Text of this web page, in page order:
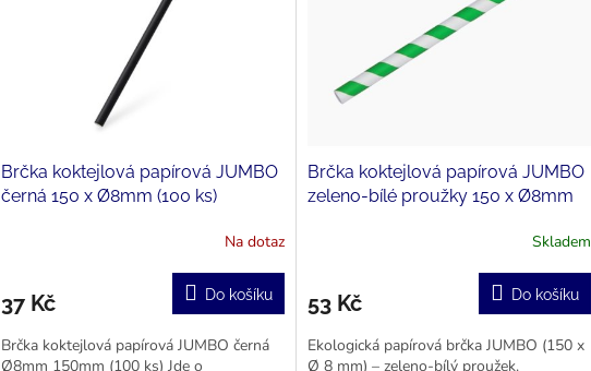
Brčka koktejlová papírová JUMBO
černá 150 x Ø8mm (100 ks)
Na dotaz
37 Kč Do košíku
Brčka koktejlová papírová JUMBO černá
Ø8mm 150mm (100 ks) Jde o
Brčka koktejlová papírová JUMBO
zeleno-bílé proužky 150 x Ø8mm
Skladem
53 Kč Do košíku
Ekologická papírová brčka JUMBO (150 x
Ø 8 mm) – zeleno-bílý proužek.